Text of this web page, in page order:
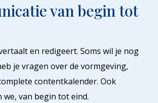
van begin tot
en redigeert. Soms wil je nog
je vragen over de vormgeving,
contentkalender. Ook
we, van begin tot eind.